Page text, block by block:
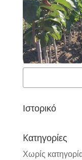
Ιστορικό
Kατηγορίες
Χωρίς